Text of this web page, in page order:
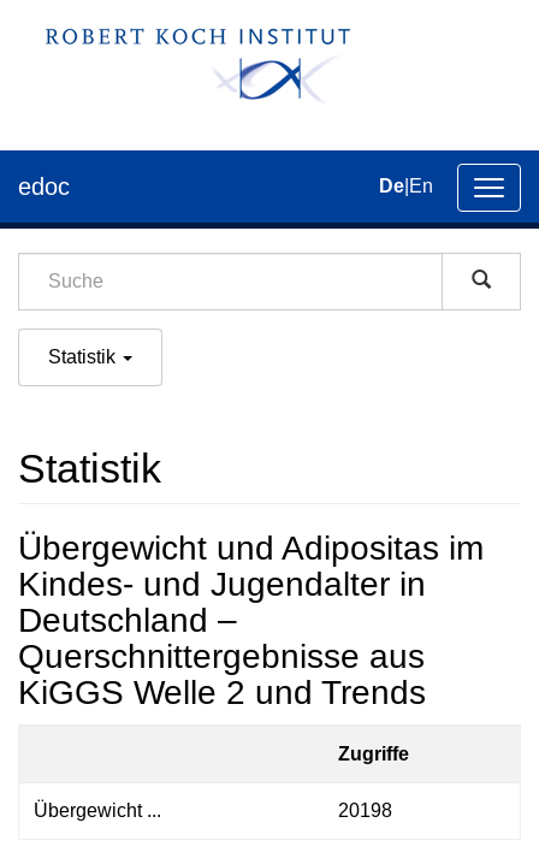
der
edoc De En
Statistik
Statistik
Übergewicht und Adipositas im
Kindes- und Jugendalter in
Deutschland –
Querschnittergebnisse aus
KiGGS Welle 2 und Trends
Zugriffe
Übergewicht ... 20198